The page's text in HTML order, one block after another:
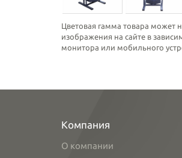
Цветовая гамма товара может
изображения на сайте в
монитора или мобильного
Компания
О компании